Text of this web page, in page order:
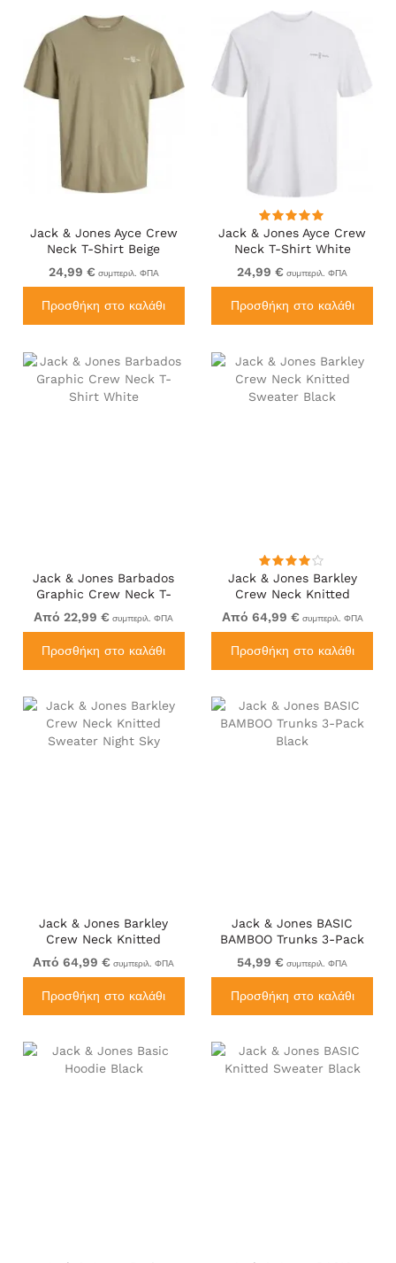
Jack & Jones Ayce Crew
Neck T-Shirt Beige
24,99 € συμπεριλ. ΦΠΑ
Προσθήκη στο καλάθι
Jack & Jones Ayce Crew
Neck T-Shirt White
24,99 € συμπεριλ. ΦΠΑ
Προσθήκη στο καλάθι
Jack & Jones Barbados
Graphic Crew Neck T-
Shirt White
Από 22,99 € συμπεριλ. ΦΠΑ
Προσθήκη στο καλάθι
Jack & Jones Barkley
Crew Neck Knitted
Sweater Black
Από 64,99 € συμπεριλ. ΦΠΑ
Προσθήκη στο καλάθι
Jack & Jones Barkley
Crew Neck Knitted
Sweater Night Sky
Από 64,99 € συμπεριλ. ΦΠΑ
Προσθήκη στο καλάθι
Jack & Jones BASIC
BAMBOO Trunks 3-Pack
Black
54,99 € συμπεριλ. ΦΠΑ
Προσθήκη στο καλάθι